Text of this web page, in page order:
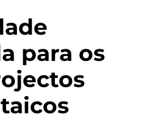
para os